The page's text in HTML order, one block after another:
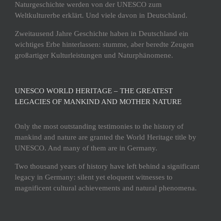
Naturgeschichte werden von der UNESCO zum
Weltkulturerbe erklärt. Und viele davon in Deutschland.
Zweitausend Jahre Geschichte haben in Deutschland ein
wichtiges Erbe hinterlassen: stumme, aber beredte Zeugen
großartiger Kulturleistungen und Naturphänomene.
UNESCO WORLD HERITAGE – THE GREATEST
LEGACIES OF MANKIND AND MOTHER NATURE
Only the most outstanding testimonies to the history of
mankind and nature are granted the World Heritage title by
UNESCO. And many of them are in Germany.
Two thousand years of history have left behind a significant
legacy in Germany: silent yet eloquent witnesses to
magnificent cultural achievements and natural phenomena.